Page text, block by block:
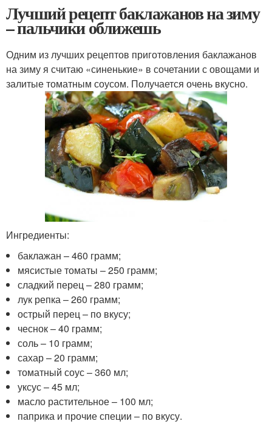
Лучший рецепт баклажанов на зиму
– пальчики оближешь
Одним из лучших рецептов приготовления баклажанов
на зиму я считаю «синенькие» в сочетании с овощами и
залитые томатным соусом. Получается очень вкусно.
Ингредиенты:
баклажан – 460 грамм;
мясистые томаты – 250 грамм;
сладкий перец – 280 грамм;
лук репка – 260 грамм;
острый перец – по вкусу;
чеснок – 40 грамм;
соль – 10 грамм;
сахар – 20 грамм;
томатный соус – 360 мл;
уксус – 45 мл;
масло растительное – 100 мл;
паприка и прочие специи – по вкусу.